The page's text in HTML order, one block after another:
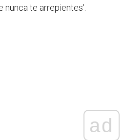
nunca te arrepientes'.
ad